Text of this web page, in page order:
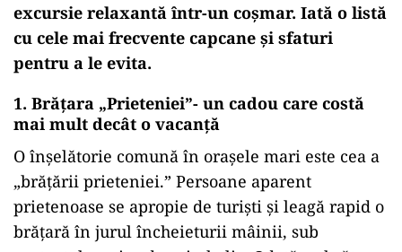
excursie relaxantă într-un coșmar. Iată o listă
cu cele mai frecvente capcane și sfaturi
pentru a le evita.
1. Brățara „Prieteniei”- un cadou care costă
mai mult decât o vacanță
O înșelătorie comună în orașele mari este cea a
„brățării prieteniei.” Persoane aparent
prietenoase se apropie de turiști și leagă rapid o
brățară în jurul încheieturii mâinii, sub